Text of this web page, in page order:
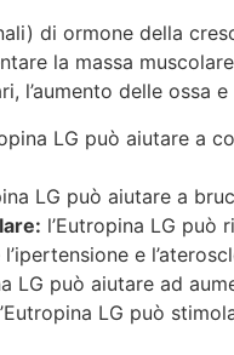
di ormone della
la massa
l’aumento delle ossa
LG può aiutare a
LG può aiutare a
l’Eutropina LG può
e
LG può aiutare ad
LG può